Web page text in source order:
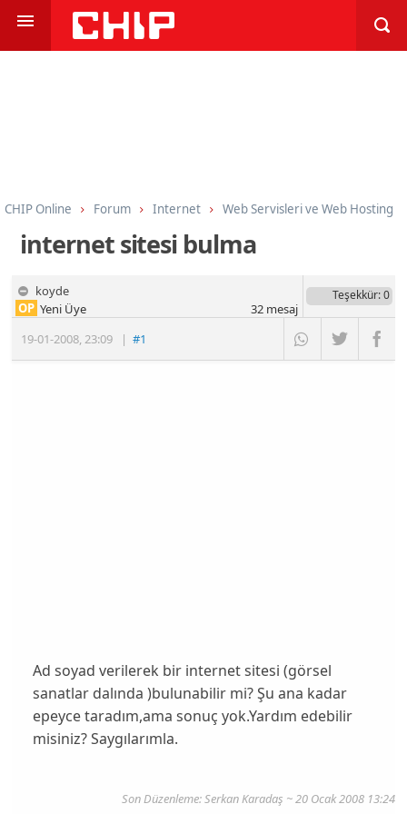
CHIP Online Forum Internet Web Servisleri ve Web Hosting
internet sitesi bulma
koyde
19-01-2008,23:09 |#1
OP Yeni Üye
Teşekkür: 0
32mesaj
Ad soyad verilerek bir internet sitesi (görsel
sanatlar dalında )bulunabilir mi? Şu ana kadar
epeyce taradım,ama sonuç yok.Yardım edebilir
misiniz? Saygılarımla.
Son Düzenleme: Serkan Karadaş ~ 20 Ocak 2008 13:24